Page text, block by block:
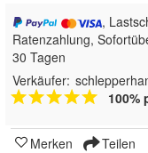
,
Ratenzahlung,
30 Tagen
Verkäufer:
100%
Merken Teilen